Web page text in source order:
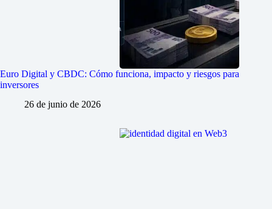
Euro Digital y CBDC: Cómo funciona, impacto y riesgos para
inversores
26 de junio de 2026